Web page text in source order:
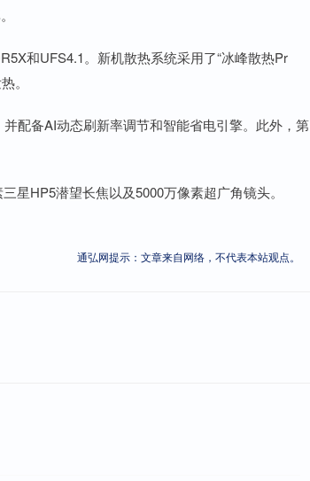
和UFS4.1。新机散热系统采用了“冰峰散热Pr
。
配备AI动态刷新率调节和智能省电引擎。此外，第
星HP5潜望长焦以及5000万像素超广角镜头。
通弘网提示：文章来自网络，不代表本站观点。